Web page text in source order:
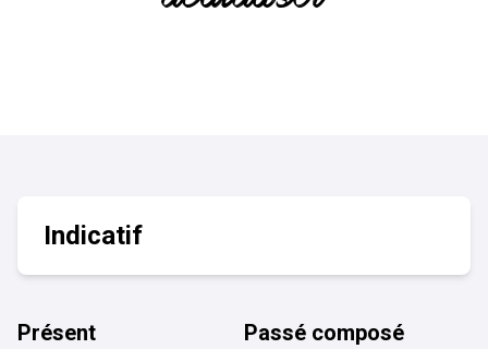
Indicatif
Présent Passé composé